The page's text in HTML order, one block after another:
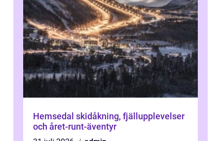
Hemsedal skidåkning, fjällupplevelser
och året-runt-äventyr